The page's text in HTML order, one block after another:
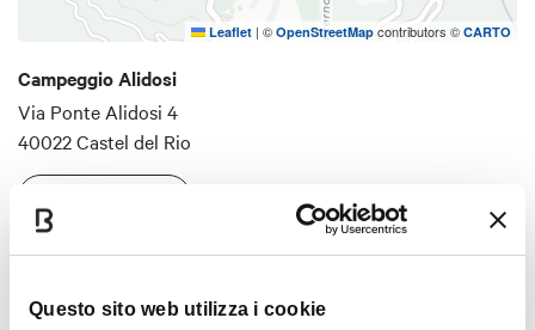
Questo sito web utilizza i cookie
Leaflet | © OpenStreetMap contributors © CARTO
Campeggio Alidosi
Via Ponte Alidosi 4
40022 Castel del Rio
Dettagli